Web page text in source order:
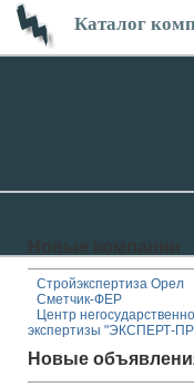
Каталог
Стройэкспертиза Орел
Сметчик-ФЕР
Центр
экспертизы "ЭКСПЕРТ-
Новые